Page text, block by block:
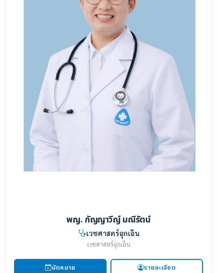
พญ. กัญญาวีญ์ มณีรัตน์
เวชศาสตร์ฉุกเฉิน
เวชศาสตร์ฉุกเฉิน
นัดหมาย รายละเอียด